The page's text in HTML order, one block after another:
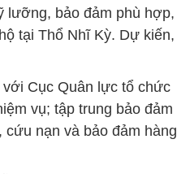
lưỡng, bảo đảm phù hợp,
tại Thổ Nhĩ Kỳ. Dự kiến,
Cục Quân lực tổ chức
vụ; tập trung bảo đảm
nạn và bảo đảm hàng